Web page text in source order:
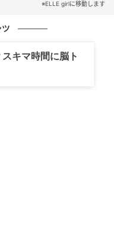
ゆるやかなウェーブ
※ELLE girlに移動します
キマ時間に脳ト